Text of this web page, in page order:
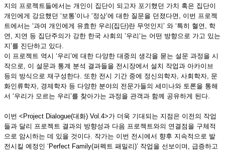
지의 프로젝트들에서는 개인이 집단이 되고자 포기했던 가치 혹은 집단이
개인에게 강요했던 ‘보통’이나 ‘정상’에 대한 질문을 던졌다면, 이번 프로젝
트에서는 ‘과여 개인에게 유효한 우리(집단)란 무엇인지’ 와 ‘특히 혈연, 학
연, 지연 등 집단주의가 강한 한국 사회의 ’우리‘는 어떤 방향으로 가고 있는
지’를 진단하고 있다.
이 프로젝트 역시 ‘우리’에 대한 다양한 대중의 생각을 묻는 설문 과정을 시
작으로, 이 설문과 통계 분석 결과들을 전시장에서 설치 작업과 아카이브
등의 방식으로 재구성한다. 또한 전시 기간 중에 정신의학자, 사회학자, 문
화인류학자, 경제학자 등 다양한 분야의 전문가들의 세미나와 토론을 통해
서 ‘우리가 모르는 우리’를 찾아가는 과정을 관객과 함께 공유하게 된다.
이번 <Project Dialogue(대화) Vol.4>가 더욱 기대되는 지점은 이전의 작업
들과 달리 프로젝트 결과의 방향성과 다음 프로젝트와의 연결점을 구체적
으로 암시하는 데 있을 것이다. 작가는 이번 전시에서 향후 지속적으로 발
전시킬 예정인 ‘Perfect Family(퍼펙트 패밀리)’ 작업을 선보이며, 급증하고